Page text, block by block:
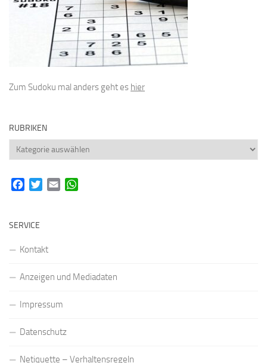
Zum Sudoku mal anders geht es hier
RUBRIKEN
Rubriken
FacebookTwitterEmail
SERVICE
Kontakt
Anzeigen und Mediadaten
Impressum
Datenschutz
Netiquette – Verhaltensregeln